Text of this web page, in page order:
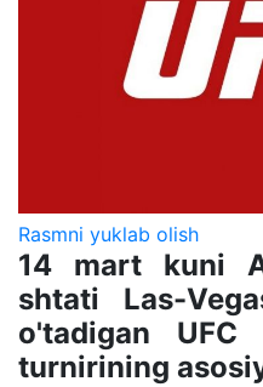
Rasmni yuklab olish
14 mart kuni
shtati Las-
o'tadigan
turnirining